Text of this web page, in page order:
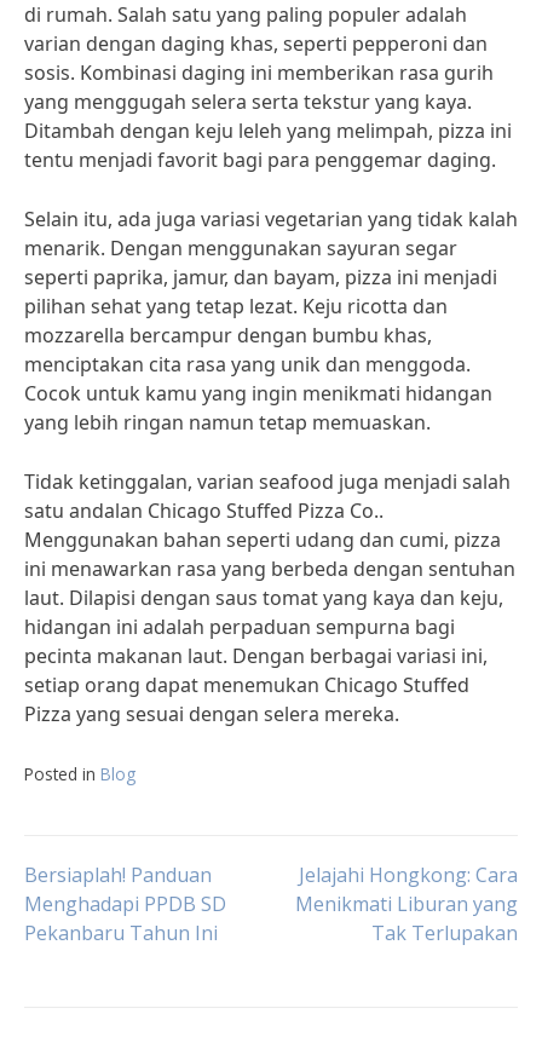
di rumah. Salah satu yang paling populer adalah
varian dengan daging khas, seperti pepperoni dan
sosis. Kombinasi daging ini memberikan rasa gurih
yang menggugah selera serta tekstur yang kaya.
Ditambah dengan keju leleh yang melimpah, pizza ini
tentu menjadi favorit bagi para penggemar daging.
Selain itu, ada juga variasi vegetarian yang tidak kalah
menarik. Dengan menggunakan sayuran segar
seperti paprika, jamur, dan bayam, pizza ini menjadi
pilihan sehat yang tetap lezat. Keju ricotta dan
mozzarella bercampur dengan bumbu khas,
menciptakan cita rasa yang unik dan menggoda.
Cocok untuk kamu yang ingin menikmati hidangan
yang lebih ringan namun tetap memuaskan.
Tidak ketinggalan, varian seafood juga menjadi salah
satu andalan Chicago Stuffed Pizza Co..
Menggunakan bahan seperti udang dan cumi, pizza
ini menawarkan rasa yang berbeda dengan sentuhan
laut. Dilapisi dengan saus tomat yang kaya dan keju,
hidangan ini adalah perpaduan sempurna bagi
pecinta makanan laut. Dengan berbagai variasi ini,
setiap orang dapat menemukan Chicago Stuffed
Pizza yang sesuai dengan selera mereka.
Posted in Blog
Post
navigation
Bersiaplah! Panduan
Menghadapi PPDB SD
Pekanbaru Tahun Ini
Jelajahi Hongkong: Cara
Menikmati Liburan yang
Tak Terlupakan